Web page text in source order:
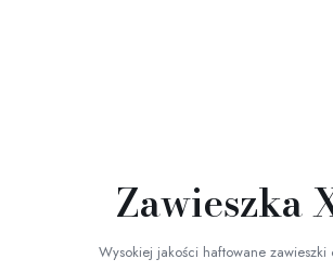
Zawieszka
Wysokiej jakości haftowane zawieszki